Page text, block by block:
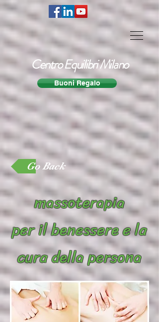
Centro Equilibri Milano
Buoni Regalo
Go Back
massoterapia
per il benessere e la
cura della persona